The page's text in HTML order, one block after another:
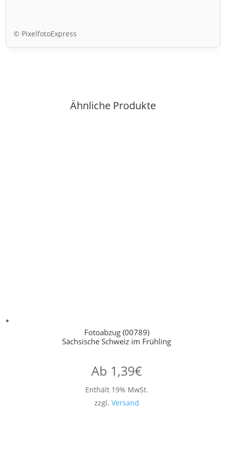
© PixelfotoExpress
Ähnliche Produkte
Fotoabzug (00789)
Sächsische Schweiz im Frühling
Ab 1,39€
Enthält 19% MwSt.
zzgl. Versand